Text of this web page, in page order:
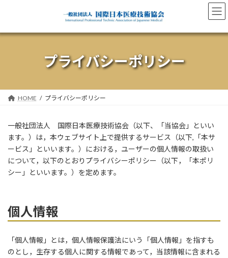
ン
ー
プライバシーポリシー
HOME プライバシーポリシー
一般社団法人 国際日本医療技術協会（以下、「当協会」といい
ます。）は，本ウェブサイト上で提供するサービス（以下,「本サ
ービス」といいます。）における，ユーザーの個人情報の取扱い
について，以下のとおりプライバシーポリシー（以下，「本ポリ
シー」といいます。）を定めます。
個人情報
「個人情報」とは，個人情報保護法にいう「個人情報」を指すも
のとし，生存する個人に関する情報であって，当該情報に含まれる